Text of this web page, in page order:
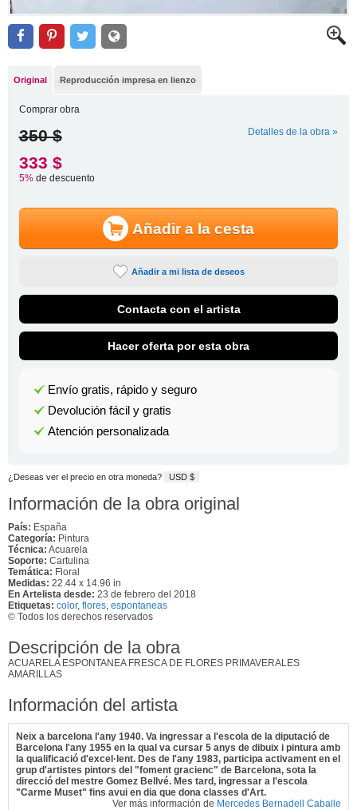
Original Reproducción impresa en lienzo
Comprar obra
350 $ Detalles de la obra »
333 $
5%de descuento
Añadir a la cesta
Añadir a mi lista de deseos
Contacta con el artista
Hacer oferta por esta obra
Envío gratis, rápido y seguro
Devolución fácil y gratis
Atención personalizada
¿Deseas ver el precio en otra moneda? USD $
Información de la obra original
País: España
Categoría: Pintura
Técnica: Acuarela
Soporte: Cartulina
Temática: Floral
Medidas: 22.44 x 14.96 in
En Artelista desde: 23 de febrero del 2018
Etiquetas: color, flores, espontaneas
© Todos los derechos reservados
Descripción de la obra
ACUARELA ESPONTANEA FRESCA DE FLORES PRIMAVERALES
AMARILLAS
Información del artista
Neix a barcelona l'any 1940. Va ingressar a l'escola de la diputació de
Barcelona l'any 1955 en la qual va cursar 5 anys de dibuix i pintura amb
la qualificació d'excel·lent. Des de l'any 1983, participa activament en el
grup d'artistes pintors del "foment gracienc" de Barcelona, sota la
direcció del mestre Gomez Bellvé. Mes tard, ingressar a l'escola
"Carme Muset" fins avui en dia que dona classes d'Art.
Ver más información de Mercedes Bernadell Caballe